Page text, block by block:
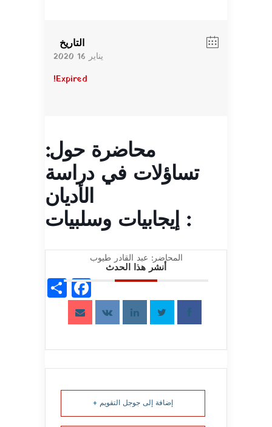
التاريخ
يناير 16 2020
Expired!
محاضرة حول:
تساؤلات في دراسة
الأديان
: إيجابيات وسلبيات
المحاضر: عبد القادر طيوب
أنشر هذا الحدث
إضافة إلى جوجل التقويم +